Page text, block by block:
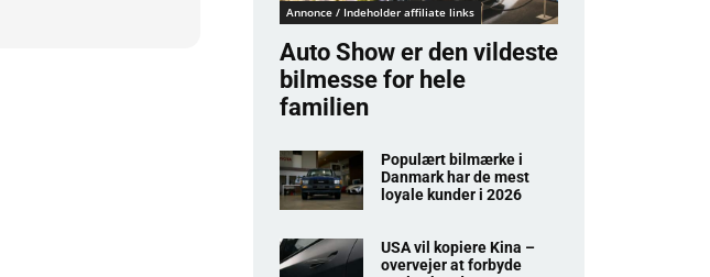
Annonce / Indeholder affiliate links
Auto Show er den vildeste
bilmesse for hele
familien
Populært bilmærke i
Danmark har de mest
loyale kunder i 2026
USA vil kopiere Kina –
overvejer at forbyde